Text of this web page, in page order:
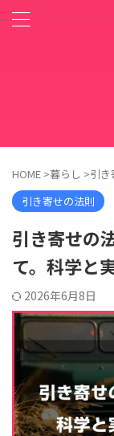
HOME >暮らし >引き
引き寄せの法則
引き寄せの
て。科学と
2026年6月8日